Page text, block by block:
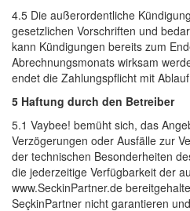
4.5 Die außerordentliche
gesetzlichen Vorschriften und
kann Kündigungen bereits zum
Abrechnungsmonats wirksam
endet die Zahlungspflicht mit
5 Haftung durch den Betreiber
5.1 Vaybee! bemüht sich, das
Verzögerungen oder Ausfälle zur
der technischen Besonderheiten
die jederzeitige Verfügbarkeit der
www.SeckinPartner.de
SeçkinPartner nicht garantieren